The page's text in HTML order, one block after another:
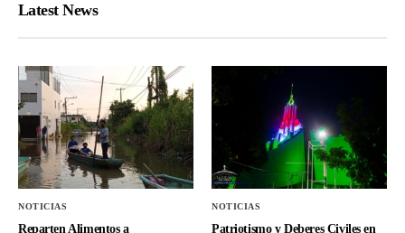
Latest News
NOTICIAS
Reparten Alimentos a
NOTICIAS
Patriotismo y Deberes Civiles en